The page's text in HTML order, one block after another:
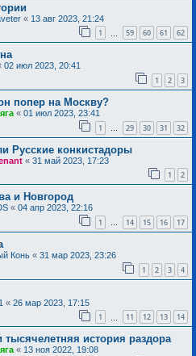
« 13 авг 2023, 21:24
1 59 60 61 62
02 июл 2023, 20:41
1 2 3
попер на Москву?
« 01 июл 2023, 23:41
1 … 29 30 31 32
Русские конкистадоры
« 31 май 2023, 17:23
1 2
и Новгород
« 04 апр 2023, 22:16
1 … 14 15 16 17
Конь « 31 мар 2023, 23:26
1 2 3 4
« 26 мар 2023, 17:15
1 11 12 13 14
история раздора
« 13 ноя 2022, 19:08